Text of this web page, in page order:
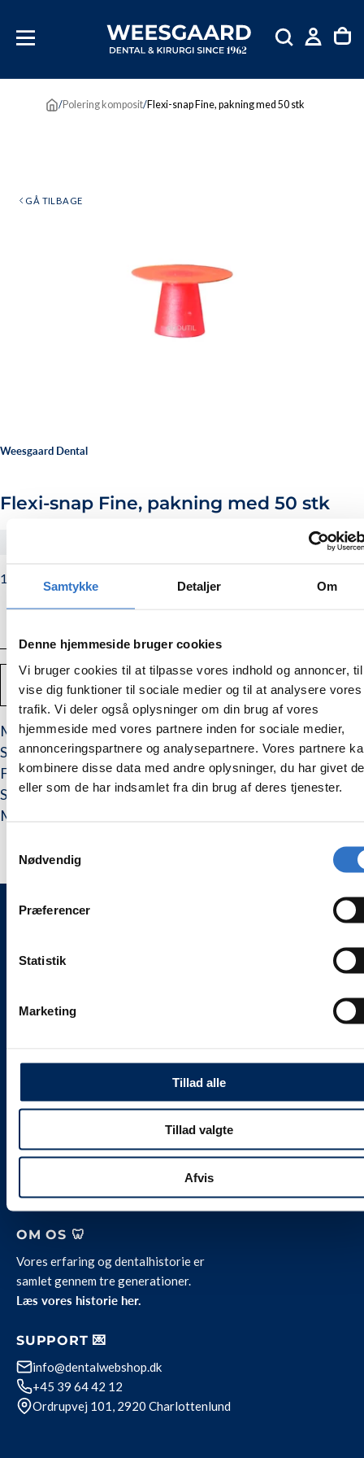
Samtykke Detaljer Om
Denne hjemmeside bruger cookies
Vi bruger cookies til at tilpasse vores indhold og annoncer,
vise dig funktioner til sociale medier og til at analysere vores
trafik. Vi deler også oplysninger om din brug af vores
hjemmeside med vores partnere inden for sociale medier,
annonceringspartnere og analysepartnere. Vores partnere
kombinere disse data med andre oplysninger, du har givet
eller som de har indsamlet fra din brug af deres tjenester.
Nødvendig
Præferencer
Statistik
Marketing
Tillad alle
Tillad valgte
Afvis
INDHOLD
/Polering komposit/Flexi-snap Fine, pakning med 50 stk
GÅ TILBAGE
Weesgaard Dental
Flexi-snap Fine, pakning med 50 stk
120,00
Normalpris
120,00 kr.
Antal
Mindsk
mængden
af
Flexi-
snap
Fine,
pakning
med
50
Forstør
mængden
af
Flexi-
Fine,
pakning
med
50
TILFØJ TIL KURV
Medium poler skive til prepolering.
Skiven er belagt på begge sider.
Fine skive.
Single use.
Made in Liechtenstein
🦷 weesgaarddental.dk
💎 weesgaardpremium.dk
Alle vores priser
Job hos Weesgaard
Privatlivspolitik
OM OS 🦷
Vores erfaring og dentalhistorie er
samlet gennem tre generationer.
Læs vores historie her.
SUPPORT 💌
info@dentalwebshop.dk
+45 39 64 42 12
Ordrupvej 101, 2920 Charlottenlund